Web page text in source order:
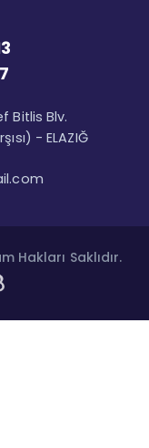
Bitlis Blv.
- ELAZIĞ
Hakları Saklıdır.